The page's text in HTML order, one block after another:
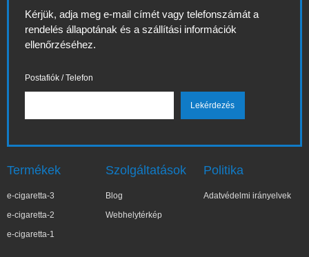
Kérjük, adja meg e-mail címét vagy telefonszámát a
rendelés állapotának és a szállítási információk
ellenőrzéséhez.
Postafiók / Telefon
Termékek
e-cigaretta-3
e-cigaretta-2
e-cigaretta-1
Szolgáltatások
Blog
Webhelytérkép
Politika
Adatvédelmi irányelvek